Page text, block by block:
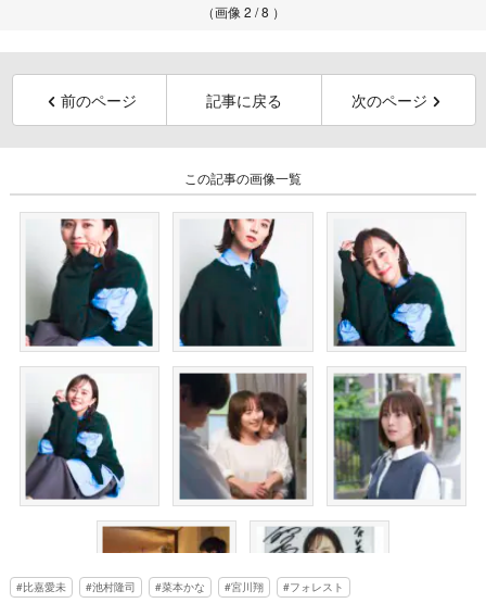
（画像 2 / 8 ）
前のページ 記事に戻る 次のページ
この記事の画像一覧
比嘉愛未 池村隆司 菜本かな 宮川翔 フォレスト